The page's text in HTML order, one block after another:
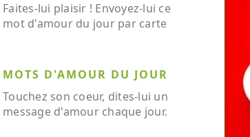
Faites-lui plaisir ! Envoyez-lui ce
mot d'amour du jour par carte
MOTS D'AMOUR DU JOUR
Touchez son coeur, dites-lui un
message d'amour chaque jour.